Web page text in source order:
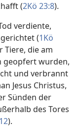
(2Kö 23:8).
verdiente,
(1Kö
Tiere, die am
geopfert wurden,
und verbrannt
Jesus Christus,
Sünden der
des Tores
).